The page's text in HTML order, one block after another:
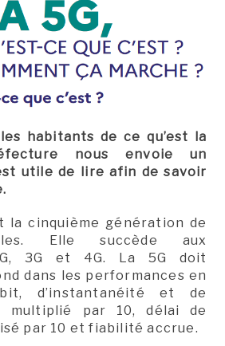
habitants de ce qu’est la
nous envoie un
utile de lire afin de savoir
la cinquième génération de
Elle succède aux
3G et 4G. La 5G doit
dans les performances en
d’instantanéité et de
par 10, délai de
par 10 et fiabilité accrue.